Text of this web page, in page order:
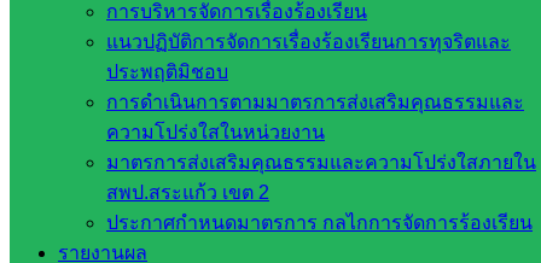
การบริหารจัดการเรื่องร้องเรียน
แนวปฏิบัติการจัดการเรื่องร้องเรียนการทุจริตและ
ประพฤติมิชอบ
การดำเนินการตามมาตรการส่งเสริมคุณธรรมและ
ความโปร่งใสในหน่วยงาน
มาตรการส่งเสริมคุณธรรมและความโปร่งใสภายใน
สพป.สระแก้ว เขต 2
ประกาศกำหนดมาตรการ กลไกการจัดการร้องเรียน
รายงานผล